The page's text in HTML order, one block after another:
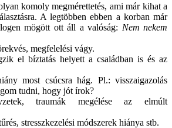
komoly megmérettetés, ami már kihat a
A legtöbben ebben a korban már
mögött ott áll a valóság: Nem nekem
megfelelési vágy.
el bíztatás helyett a családban is és az
most csúcsra hág. Pl.: visszaigazolás
tudni, hogy jót írok?
traumák megélése az elmúlt
stresszkezelési módszerek hiánya stb.